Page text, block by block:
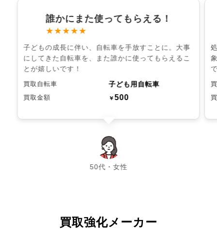
誰かにまた使ってもらえる！
★★★★★
子どもの成長に伴い、自転車を手放すことに。大事
にしてきた自転車を、また誰かに使ってもらえるこ
とが嬉しいです！
買取自転車 子ども用自転車
買取金額 ￥500
50代・女性
chevron_left chevron_right
買取強化メーカー